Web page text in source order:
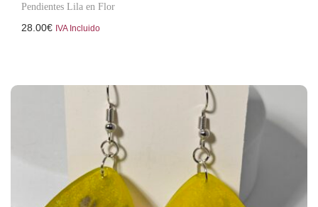
Pendientes Lila en Flor
28.00€ IVA Incluido